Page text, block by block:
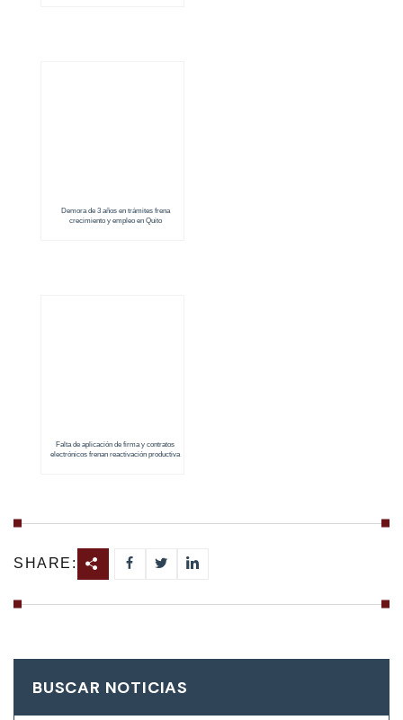
Demora de 3 años en trámites frena
crecimiento y empleo en Quito
Falta de aplicación de firma y contratos
electrónicos frenan reactivación productiva
SHARE:
BUSCAR NOTICIAS